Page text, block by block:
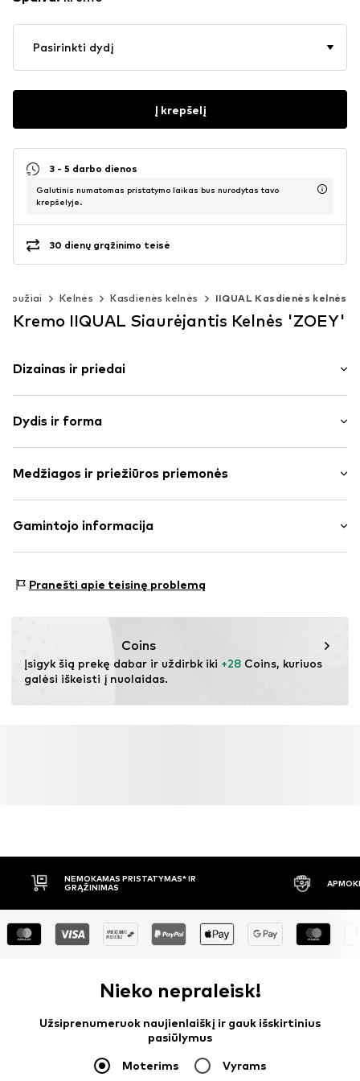
Pasirinkti dydį
Į krepšelį
3 - 5 darbo dienos
Galutinis numatomas pristatymo laikas bus nurodytas tavo
krepšelyje.
30 dienų grąžinimo teisė
Kelnės Kasdienės kelnės IIQUAL Kasdienės kelnės
Kremo IIQUAL Siaurėjantis Kelnės 'ZOEY'
Dizainas ir priedai
Elastinga liemenė / apvadas
Apvadas / įleidžiamosios kišenės
Šoninės kišenės
Dydis ir forma
Pritaikomumas: Siaurėjantis
Juosmens aukštis: aukštas juosmuo
Medžiagos ir priežiūros priemonės
Medžiaga: 82% Poliesteris – PES, 18% Medvilnė
Gamintojo informacija
22457 Hamburg
Pranešti apie teisinę problemą
Coins
Įsigyk šią prekę dabar ir uždirbk iki +28 Coins, kuriuos
galėsi iškeisti į nuolaidas.
NEMOKAMAS PRISTATYMAS* IR
GRĄŽINIMAS
Nieko nepraleisk!
Užsiprenumeruok naujienlaiškį ir gauk išskirtinius
pasiūlymus
Moterims Vyrams